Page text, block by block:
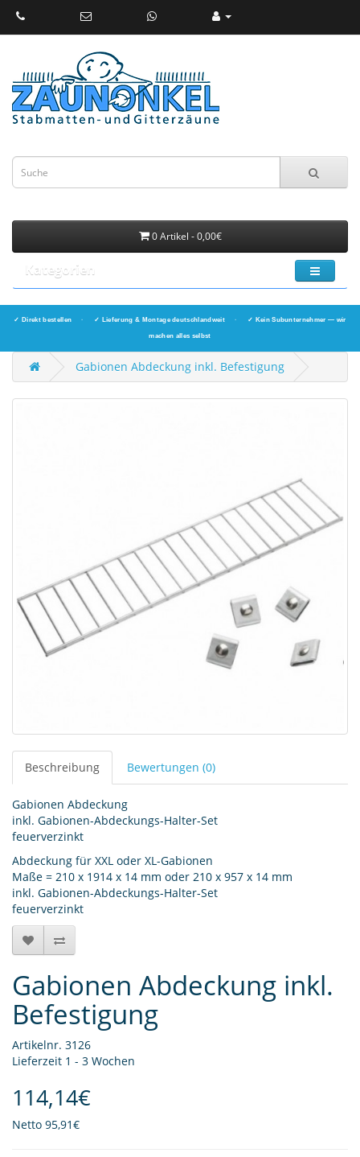
0 Artikel - 0,00€
Kategorien
✓ Direkt bestellen · ✓ Lieferung & Montage deutschlandweit · ✓ Kein Subunternehmer — wir
machen alles selbst
Gabionen Abdeckung inkl. Befestigung
Beschreibung Bewertungen (0)
Gabionen Abdeckung
inkl. Gabionen-Abdeckungs-Halter-Set
feuerverzinkt
Abdeckung für XXL oder XL-Gabionen
Maße = 210 x 1914 x 14 mm oder 210 x 957 x 14 mm
inkl. Gabionen-Abdeckungs-Halter-Set
feuerverzinkt
Gabionen Abdeckung inkl.
Befestigung
Artikelnr. 3126
Lieferzeit 1 - 3 Wochen
114,14€
Netto 95,91€